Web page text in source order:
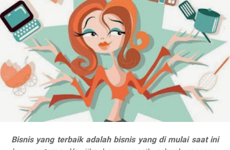
Bisnis yang terbaik adalah bisnis yang di mulai saat ini